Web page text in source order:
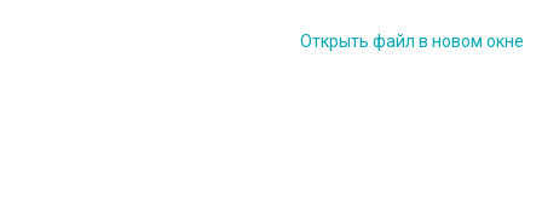
Открыть файл в новом окне